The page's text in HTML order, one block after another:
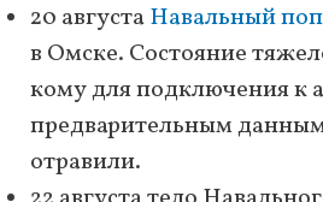
20 августаНавальный
в Омске. Состояние
кому для подключения к
предварительным
отравили.